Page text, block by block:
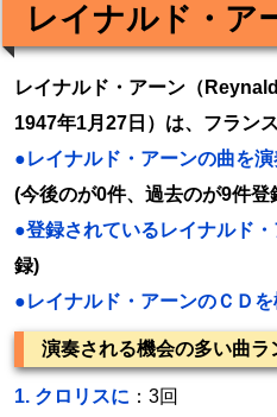
レイナルド・ア
レイナルド・アーン（
1947年1月27日）は、フラン
●レイナルド・アーンの曲を
(今後のが0件、過去のが9件登
●登録されているレイナルド
録)
●レイナルド・アーンのＣＤ
演奏される機会の多い曲ラ
1. クロリスに ：3回